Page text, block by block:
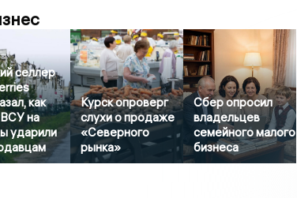
селлер
как
ВСУ на
ударили
Курск опроверг
слухи о продаже
«Северного
рынка»
Сбер опросил
владельцев
семейного малого
бизнеса